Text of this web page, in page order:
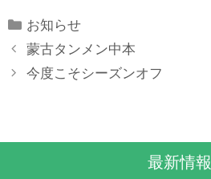
Categories
お知らせ
蒙古タンメン中本
今度こそシーズンオフ
最新情報